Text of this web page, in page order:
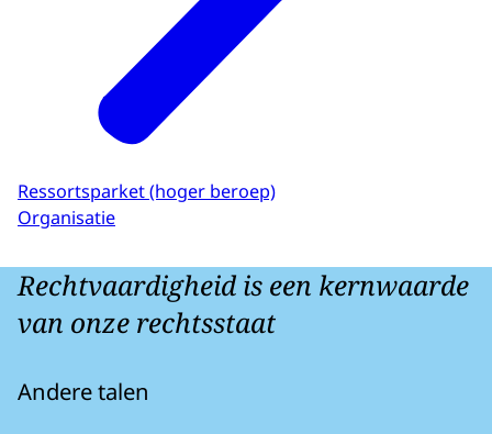
Ressortsparket (hoger beroep)
Organisatie
Rechtvaardigheid is een kernwaarde
van onze rechtsstaat
Andere talen